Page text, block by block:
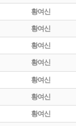
황여신
황여신
황여신
황여신
황여신
황여신
황여신